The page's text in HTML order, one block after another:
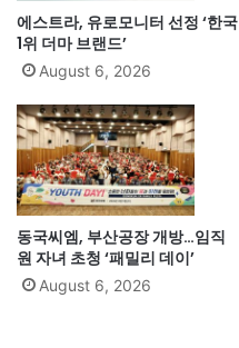
에스트라, 유로모니터 선정 ‘한국
1위 더마 브랜드’
August 6, 2026
동국씨엠, 부산공장 개방…임직
원 자녀 초청 ‘패밀리 데이’
August 6, 2026